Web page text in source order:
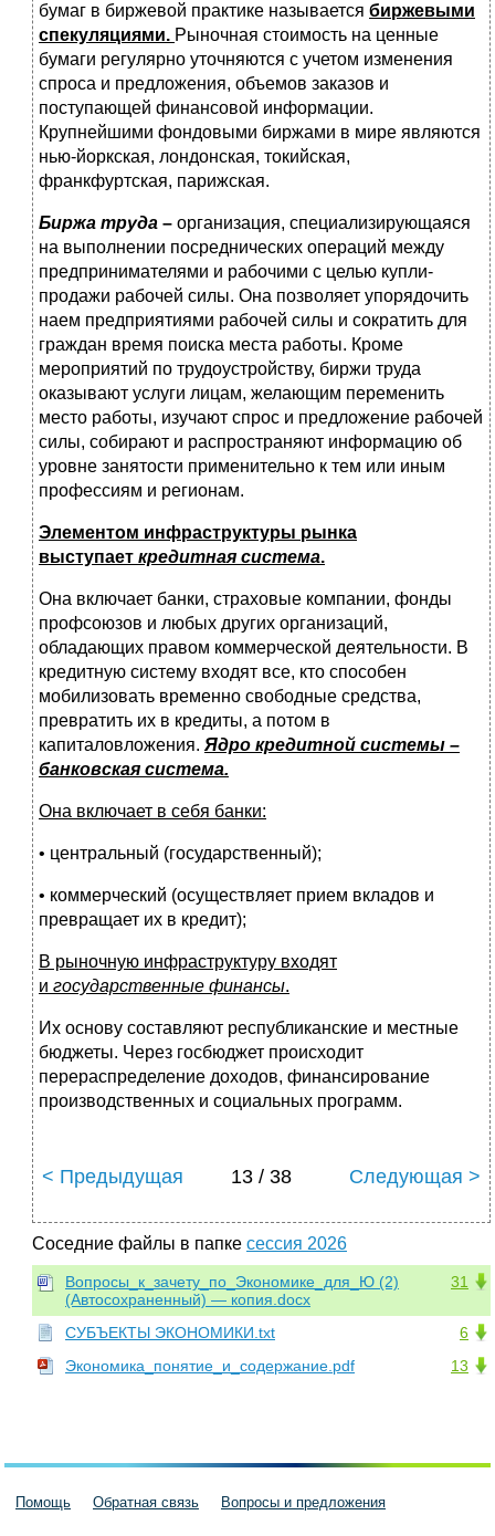
бумаг в биржевой практике называется биржевыми
спекуляциями. Рыночная стоимость на ценные
бумаги регулярно уточняются с учетом изменения
спроса и предложения, объемов заказов и
поступающей финансовой информации.
Крупнейшими фондовыми биржами в мире являются
нью-йоркская, лондонская, токийская,
франкфуртская, парижская.
Биржа труда – организация, специализирующаяся
на выполнении посреднических операций между
предпринимателями и рабочими с целью купли-
продажи рабочей силы. Она позволяет упорядочить
наем предприятиями рабочей силы и сократить для
граждан время поиска места работы. Кроме
мероприятий по трудоустройству, биржи труда
оказывают услуги лицам, желающим переменить
место работы, изучают спрос и предложение рабочей
силы, собирают и распространяют информацию об
уровне занятости применительно к тем или иным
профессиям и регионам.
Элементом инфраструктуры рынка
выступает кредитная система.
Она включает банки, страховые компании, фонды
профсоюзов и любых других организаций,
обладающих правом коммерческой деятельности. В
кредитную систему входят все, кто способен
мобилизовать временно свободные средства,
превратить их в кредиты, а потом в
капиталовложения. Ядро кредитной системы –
банковская система.
Она включает в себя банки:
• центральный (государственный);
• коммерческий (осуществляет прием вкладов и
превращает их в кредит);
В рыночную инфраструктуру входят
и государственные финансы.
Их основу составляют республиканские и местные
бюджеты. Через госбюджет происходит
перераспределение доходов, финансирование
производственных и социальных программ.
< Предыдущая 13 / 38 Следующая >
Соседние файлы в папке сессия 2026
31
Вопросы_к_зачету_по_Экономике_для_Ю (2)
(Автосохраненный) — копия.docx
6
СУБЪЕКТЫ ЭКОНОМИКИ.txt
13
Экономика_понятие_и_содержание.pdf
Помощь Обратная связь Вопросы и предложения